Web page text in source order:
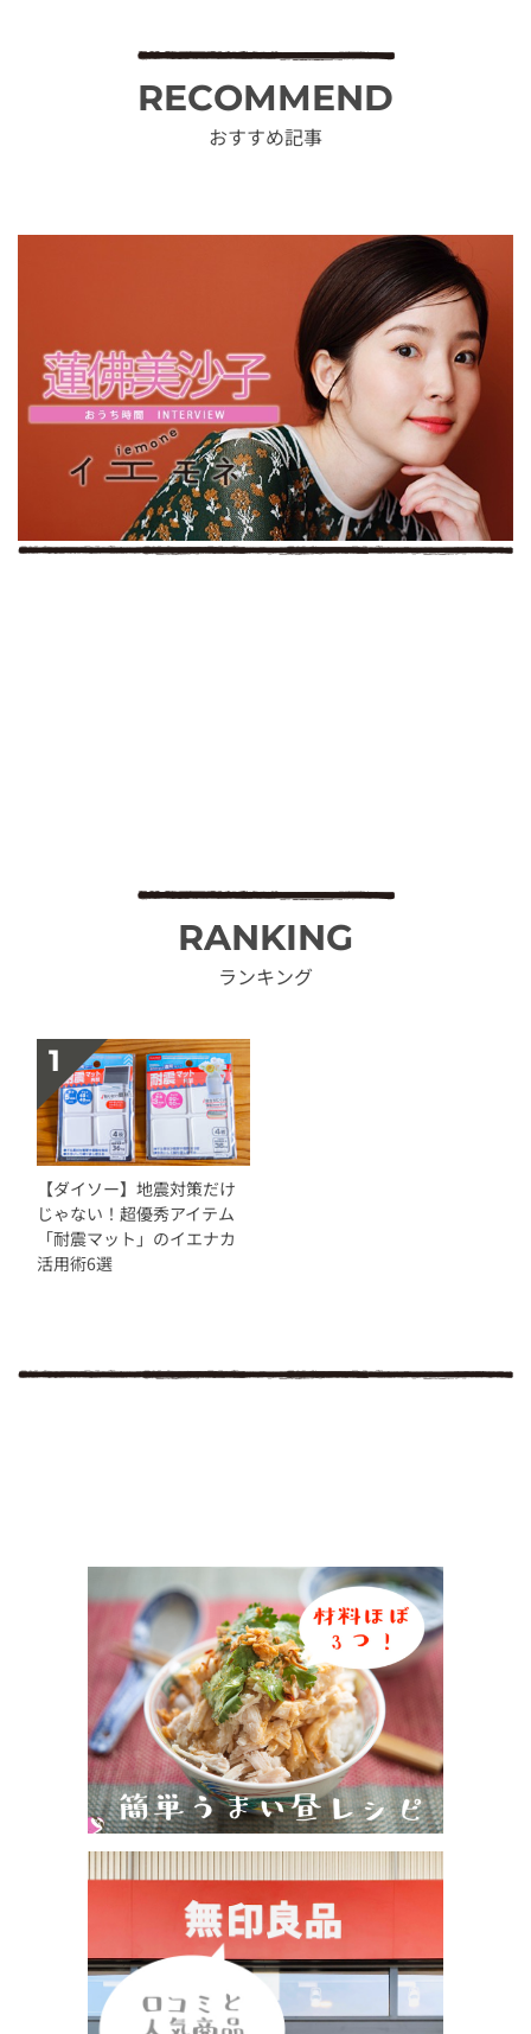
RECOMMEND
おすすめ記事
RANKING
ランキング
【ダイソー】地震対策だけ
じゃない！超優秀アイテム
「耐震マット」のイエナカ
活用術6選